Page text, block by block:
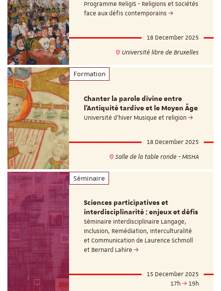
Programme ReligiS - Religions et Sociétés
face aux défis contemporains
18 December 2025
Université libre de Bruxelles
Formation
Chanter la parole divine entre
l’Antiquité tardive et le Moyen Âge
Université d'hiver Musique et religion
18 December 2025
Salle de la table ronde - MISHA
Séminaire
Sciences participatives et
interdisciplinarité : enjeux et défis
Séminaire interdisciplinaire Langage,
Inclusion, Remédiation, Interculturalité
et Communication de Laurence Schmoll
et Bernard Lahire
15 December 2025
17h
19h